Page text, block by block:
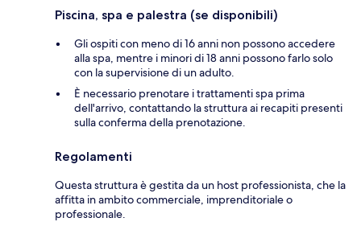
Piscina, spa e palestra (se disponibili)
Gli ospiti con meno di 16 anni non possono accedere
alla spa, mentre i minori di 18 anni possono farlo solo
con la supervisione di un adulto.
È necessario prenotare i trattamenti spa prima
dell'arrivo, contattando la struttura ai recapiti presenti
sulla conferma della prenotazione.
Regolamenti
Questa struttura è gestita da un host professionista, che la
affitta in ambito commerciale, imprenditoriale o
professionale.